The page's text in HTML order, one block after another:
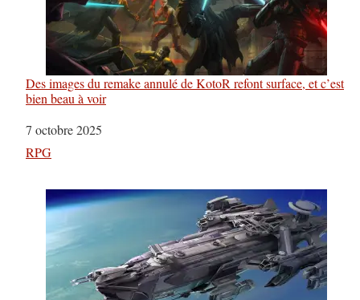
Des images du remake annulé de KotoR refont surface, et c’est
bien beau à voir
Date
7 octobre 2025
Par rapport à
RPG